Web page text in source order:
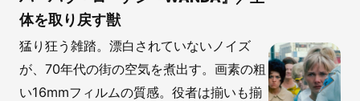
体を取り戻す獣
猛り狂う雑踏。漂白されていないノイズ
が、70年代の街の空気を煮出す。画素の粗
い16mmフィルムの質感。役者は揃いも揃